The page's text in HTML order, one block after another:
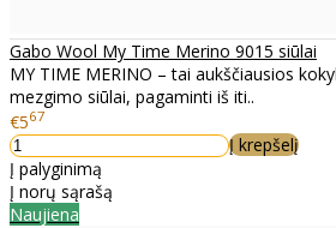
Gabo Wool My Time Merino 9015 siūlai
MY TIME MERINO – tai aukščiausios
mezgimo siūlai, pagaminti iš iti..
€567
Į krepšelį
Į palyginimą
Į norų sąrašą
Naujiena